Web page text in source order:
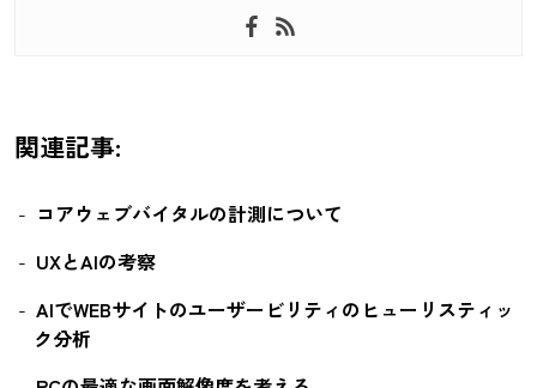
関連記事:
コアウェブバイタルの計測について
UXとAIの考察
AIでWEBサイトのユーザービリティのヒューリスティッ
ク分析